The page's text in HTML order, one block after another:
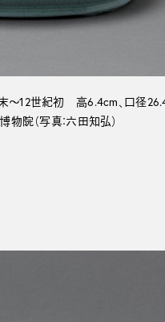
～12世紀初 高6.4cm、口径
院（写真：六田知弘）